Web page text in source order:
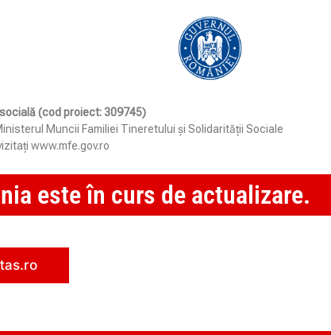
(cod proiect: 309745)
Muncii Familiei Tineretului și Solidarității Sociale
www.mfe.gov.ro
este în curs de actualizare.